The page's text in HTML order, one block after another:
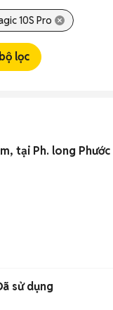
10S Pro
lọc
8m, tại Ph. long
sử dụng